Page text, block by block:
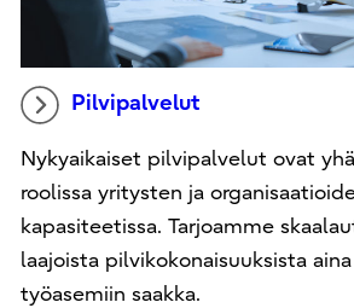
Pilvipalvelut
Nykyaikaiset pilvipalvelut ovat
roolissa yritysten ja
kapasiteetissa. Tarjoamme
laajoista pilvikokonaisuuksista
työasemiin saakka.